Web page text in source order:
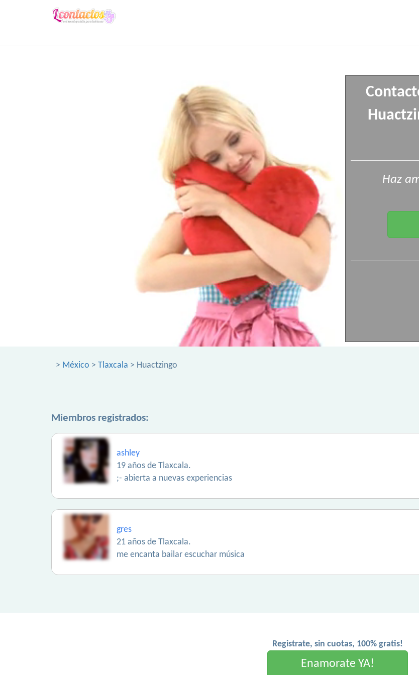
Haz
> México > Tlaxcala > Huactzingo
Miembros registrados:
ashley
19 años de Tlaxcala.
;- abierta a nuevas experiencias
gres
21 años de Tlaxcala.
me encanta bailar escuchar música
Registrate, sin cuotas, 100% gratis!
Enamorate YA!